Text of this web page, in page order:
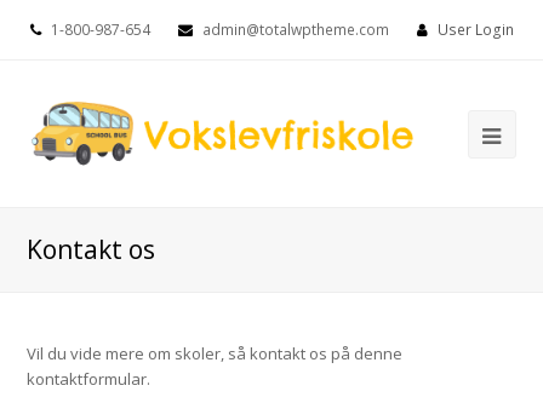
1-800-987-654 admin@totalwptheme.com User Login
Kontakt os
Vil du vide mere om skoler, så kontakt os på denne
kontaktformular.